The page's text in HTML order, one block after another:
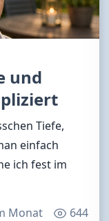
und
Tiefe,
einfach
ich fest im
Monat 644